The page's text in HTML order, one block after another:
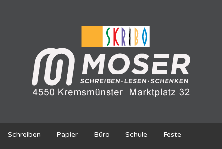
Schreiben Papier Büro Schule Feste